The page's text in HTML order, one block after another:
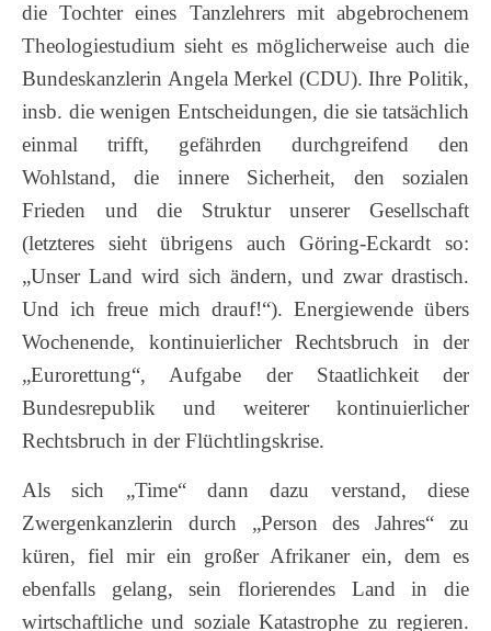
die Tochter eines Tanzlehrers mit abgebrochenem
Theologiestudium sieht es möglicherweise auch die
Bundeskanzlerin Angela Merkel (CDU). Ihre Politik,
insb. die wenigen Entscheidungen, die sie tatsächlich
einmal trifft, gefährden durchgreifend den
Wohlstand, die innere Sicherheit, den sozialen
Frieden und die Struktur unserer Gesellschaft
(letzteres sieht übrigens auch Göring-Eckardt so:
„Unser Land wird sich ändern, und zwar drastisch.
Und ich freue mich drauf!“). Energiewende übers
Wochenende, kontinuierlicher Rechtsbruch in der
„Eurorettung“, Aufgabe der Staatlichkeit der
Bundesrepublik und weiterer kontinuierlicher
Rechtsbruch in der Flüchtlingskrise.
Als sich „Time“ dann dazu verstand, diese
Zwergenkanzlerin durch „Person des Jahres“ zu
küren, fiel mir ein großer Afrikaner ein, dem es
ebenfalls gelang, sein florierendes Land in die
wirtschaftliche und soziale Katastrophe zu regieren.